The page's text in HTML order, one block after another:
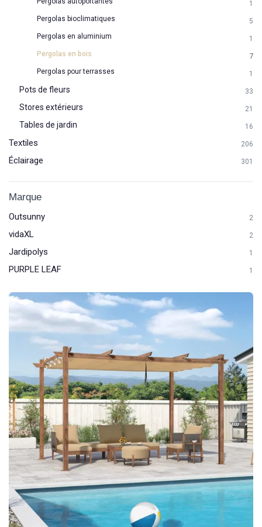
1
Pergolas bioclimatiques
5
Pergolas en aluminium
1
Pergolas en bois
7
Pergolas pour terrasses
1
Pots de fleurs 33
Stores extérieurs 21
Tables de jardin 16
Textiles 206
Éclairage 301
Marque
Outsunny 2
vidaXL 2
Jardipolys 1
PURPLE LEAF 1